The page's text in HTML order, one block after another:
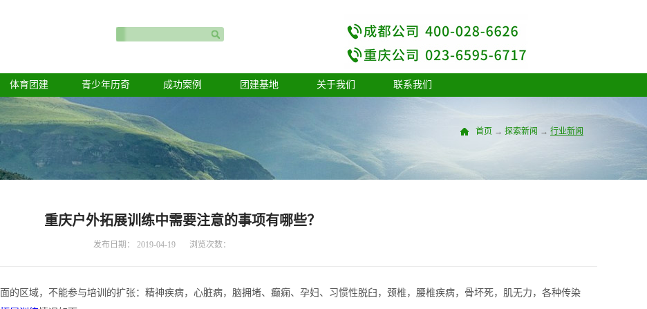
体育团建 青少年历奇 成功案例 团建基地 关于我们 联系我们
首页 → 探索新闻 → 行业新闻
重庆户外拓展训练中需要注意的事项有哪些？
发布日期： 2019-04-19 浏览次数：
区域，不能参与培训的扩张：精神疾病，心脏病，脑拥堵、癫痫、孕妇、习惯性脱臼，颈椎，腰椎疾病，骨坏死，肌无力，各种传染